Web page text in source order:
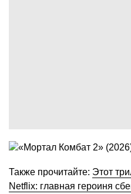
Также прочитайте: Этот
Netflix: главная героиня